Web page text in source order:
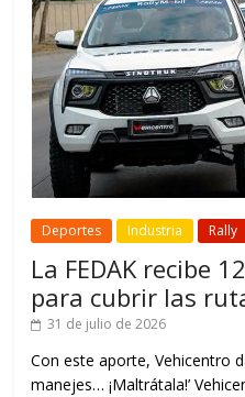
Deportes Industria Rally
La FEDAK recibe
para cubrir las
31 de julio de 2026
Con este aporte, Vehicentro
manejes… ¡Maltrátala!’